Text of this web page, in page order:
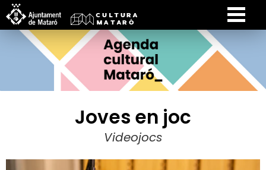
Joves en joc
Videojocs